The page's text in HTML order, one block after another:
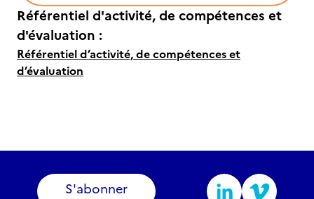
Référentiel d'activité, de compétences et
d'évaluation :
Référentiel d’activité, de compétences et
d’évaluation
S'abonner